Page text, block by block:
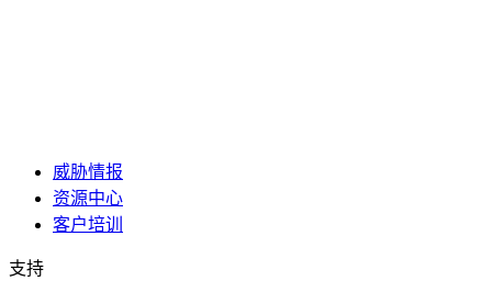
威胁情报
资源中心
客户培训
支持